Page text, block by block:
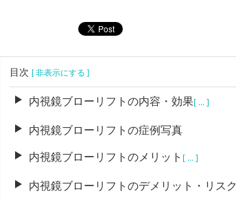
目次 [ 非表示にする ]
内視鏡ブローリフトの内容・効果[ ... ]
内視鏡ブローリフトの症例写真
内視鏡ブローリフトのメリット [ ... ]
内視鏡ブローリフトのデメリット・リスク